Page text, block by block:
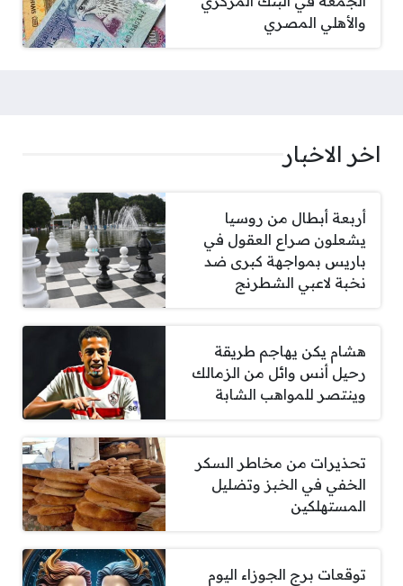
والأهلي المصري
اخر الاخبار
أربعة أبطال من روسيا
يشعلون صراع العقول في
باريس بمواجهة كبرى ضد
نخبة لاعبي الشطرنج
هشام يكن يهاجم طريقة
رحيل أنس وائل من الزمالك
وينتصر للمواهب الشابة
تحذيرات من مخاطر السكر
الخفي في الخبز وتضليل
المستهلكين
توقعات برج الجوزاء اليوم